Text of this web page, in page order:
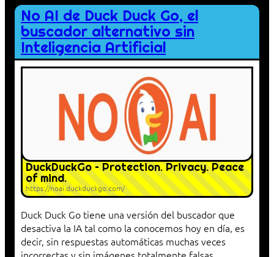
No AI de Duck Duck Go, el
buscador alternativo sin
Inteligencia Artificial
DuckDuckGo – Protection. Privacy. Peace
of mind.
https://noai.duckduckgo.com/
Duck Duck Go tiene una versión del buscador que
desactiva la IA tal como la conocemos hoy en día, es
decir, sin respuestas automáticas muchas veces